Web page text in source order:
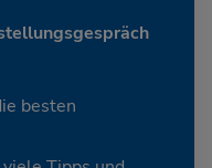
besten